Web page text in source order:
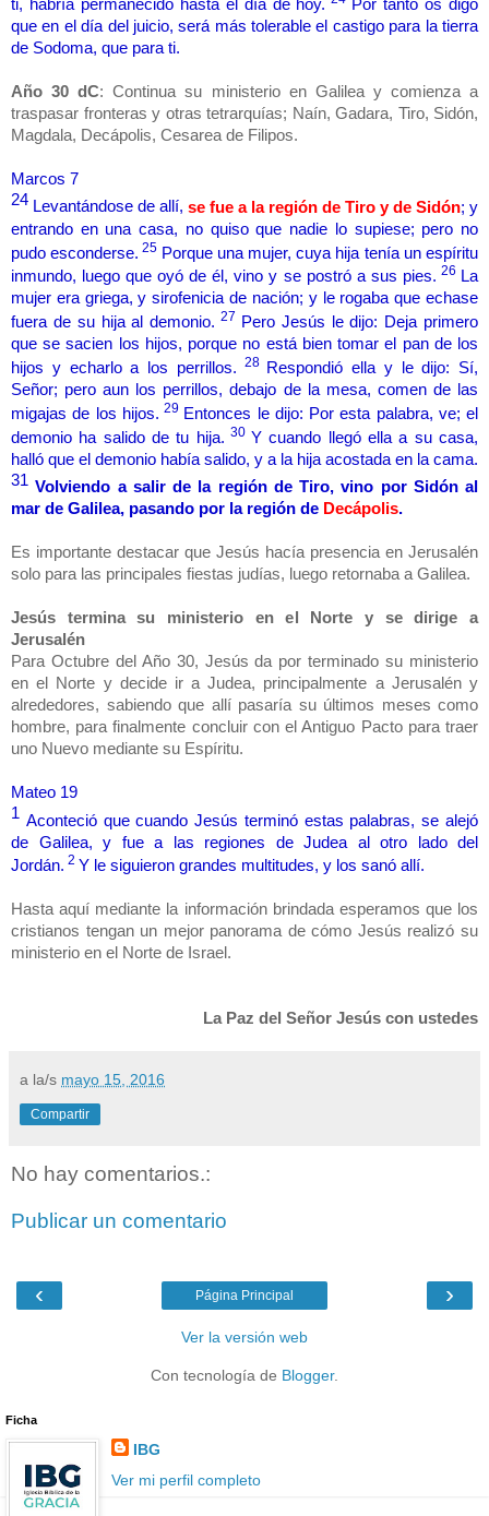
ti, habría permanecido hasta el día de hoy.
Por tanto os digo
que en el día del juicio, será más tolerable el castigo para la tierra
de Sodoma, que para ti.
Año 30 dC: Continua su ministerio en Galilea y comienza a
traspasar fronteras y otras tetrarquías; Naín, Gadara, Tiro, Sidón,
Magdala, Decápolis, Cesarea de Filipos.
Marcos 7
24 Levantándose de allí, se fue a la región de Tiro y de Sidón; y
entrando en una casa, no quiso que nadie lo supiese; pero no
pudo esconderse. 25 Porque una mujer, cuya hija tenía un espíritu
inmundo, luego que oyó de él, vino y se postró a sus pies. 26 La
mujer era griega, y sirofenicia de nación; y le rogaba que echase
fuera de su hija al demonio. 27 Pero Jesús le dijo: Deja primero
que se sacien los hijos, porque no está bien tomar el pan de los
hijos y echarlo a los perrillos. 28 Respondió ella y le dijo: Sí,
Señor; pero aun los perrillos, debajo de la mesa, comen de las
migajas de los hijos. 29 Entonces le dijo: Por esta palabra, ve; el
demonio ha salido de tu hija. 30Y cuando llegó ella a su casa,
halló que el demonio había salido, y a la hija acostada en la cama.
31Volviendo a salir de la región de Tiro, vino por Sidón al
mar de Galilea, pasando por la región de Decápolis.
Es importante destacar que Jesús hacía presencia en Jerusalén
solo para las principales fiestas judías, luego retornaba a Galilea.
Jesús termina su ministerio en el Norte y se dirige a
Jerusalén
Para Octubre del Año 30, Jesús da por terminado su ministerio
en el Norte y decide ir a Judea, principalmente a Jerusalén y
alrededores, sabiendo que allí pasaría su últimos meses como
hombre, para finalmente concluir con el Antiguo Pacto para traer
uno Nuevo mediante su Espíritu.
Mateo 19
1 Aconteció que cuando Jesús terminó estas palabras, se alejó
de Galilea, y fue a las regiones de Judea al otro lado del
Jordán. 2 Y le siguieron grandes multitudes, y los sanó allí.
Hasta aquí mediante la información brindada esperamos que los
cristianos tengan un mejor panorama de cómo Jesús realizó su
ministerio en el Norte de Israel.
La Paz del Señor Jesús con ustedes
a la/s mayo 15, 2016
Compartir
No hay comentarios.:
Publicar un comentario
‹ ›
Página Principal
Ver la versión web
Con tecnología de Blogger.
Ficha
IBG
Ver mi perfil completo